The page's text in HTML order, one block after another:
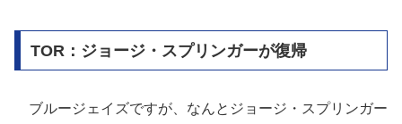
TOR：ジョージ・スプリンガーが復帰
ブルージェイズですが、なんとジョージ・スプリンガー